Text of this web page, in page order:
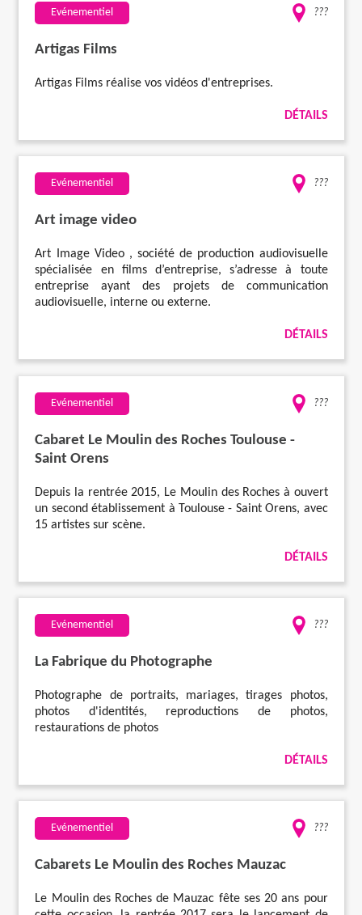
Evénementiel ???
Artigas Films
Artigas Films réalise vos vidéos d'entreprises.
DÉTAILS
Evénementiel ???
Art image video
Art Image Video , société de production audiovisuelle
spécialisée en films d’entreprise, s’adresse à toute
entreprise ayant des projets de communication
audiovisuelle, interne ou externe.
DÉTAILS
Evénementiel ???
Cabaret Le Moulin des Roches Toulouse -
Saint Orens
Depuis la rentrée 2015, Le Moulin des Roches à ouvert
un second établissement à Toulouse - Saint Orens, avec
15 artistes sur scène.
DÉTAILS
Evénementiel ???
La Fabrique du Photographe
Photographe de portraits, mariages, tirages photos,
photos d'identités, reproductions de photos,
restaurations de photos
DÉTAILS
Evénementiel ???
Cabarets Le Moulin des Roches Mauzac
Le Moulin des Roches de Mauzac fête ses 20 ans pour